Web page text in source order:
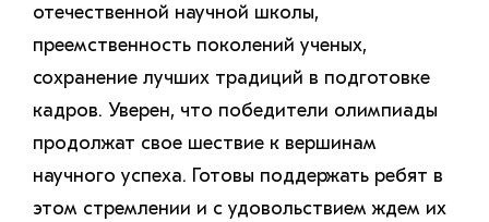
отечественной научной школы,
преемственность поколений ученых,
сохранение лучших традиций в подготовке
кадров. Уверен, что победители олимпиады
продолжат свое шествие к вершинам
научного успеха. Готовы поддержать ребят в
этом стремлении и с удовольствием ждем их